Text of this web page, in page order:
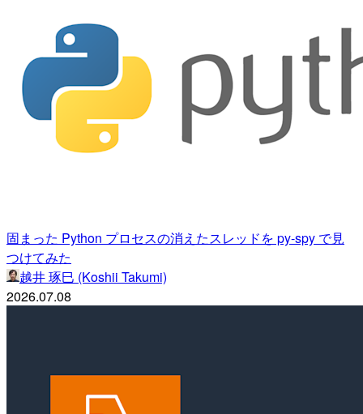
固まった Python プロセスの消えたスレッドを py-spy で見
つけてみた
越井 琢巳 (Koshii Takumi)
2026.07.08